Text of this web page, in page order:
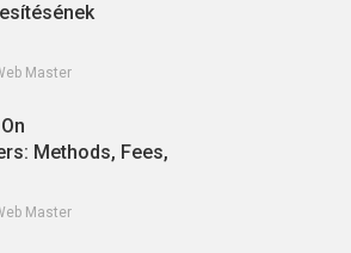
Master
Methods, Fees,
Master